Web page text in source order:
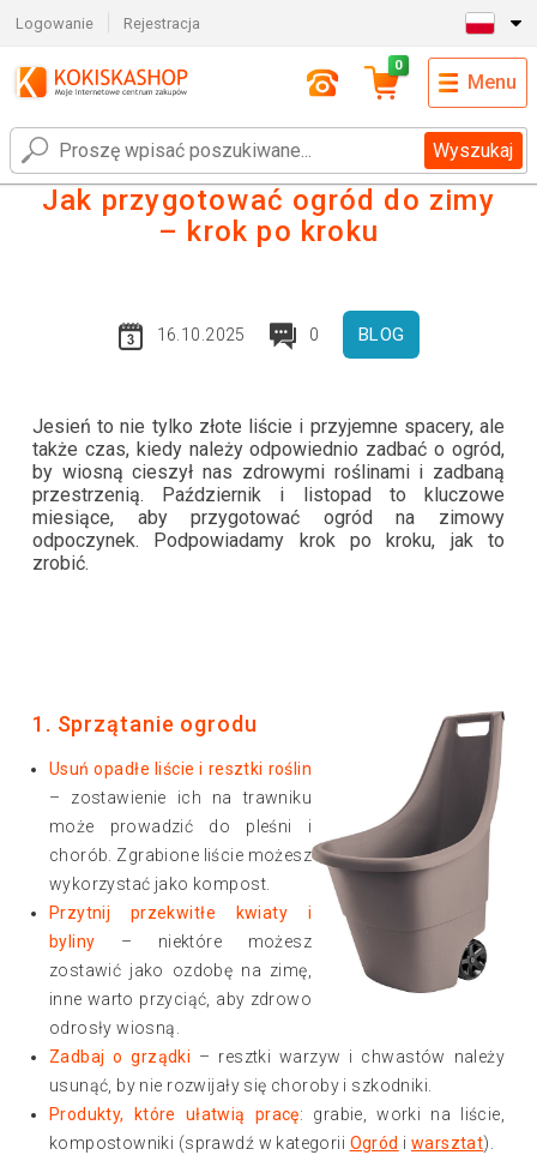
Logowanie Rejestracja
Wyszukaj
0
Menu
Jak przygotować ogród do zimy
– krok po kroku
16.10.2025 0 BLOG
Jesień to nie tylko złote liście i przyjemne spacery, ale
także czas, kiedy należy odpowiednio zadbać o ogród,
by wiosną cieszył nas zdrowymi roślinami i zadbaną
przestrzenią. Październik i listopad to kluczowe
miesiące, aby przygotować ogród na zimowy
odpoczynek. Podpowiadamy krok po kroku, jak to
zrobić.
1. Sprzątanie ogrodu
Usuń opadłe liście i resztki roślin
– zostawienie ich na trawniku
może prowadzić do pleśni i
chorób. Zgrabione liście możesz
wykorzystać jako kompost.
Przytnij przekwitłe kwiaty i
byliny – niektóre możesz
zostawić jako ozdobę na zimę,
inne warto przyciąć, aby zdrowo
odrosły wiosną.
Zadbaj o grządki – resztki warzyw i chwastów należy
usunąć, by nie rozwijały się choroby i szkodniki.
Produkty, które ułatwią pracę: grabie, worki na liście,
kompostowniki (sprawdź w kategorii Ogród i warsztat).